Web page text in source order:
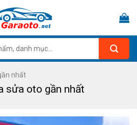
nhất
sửa oto gần nhất